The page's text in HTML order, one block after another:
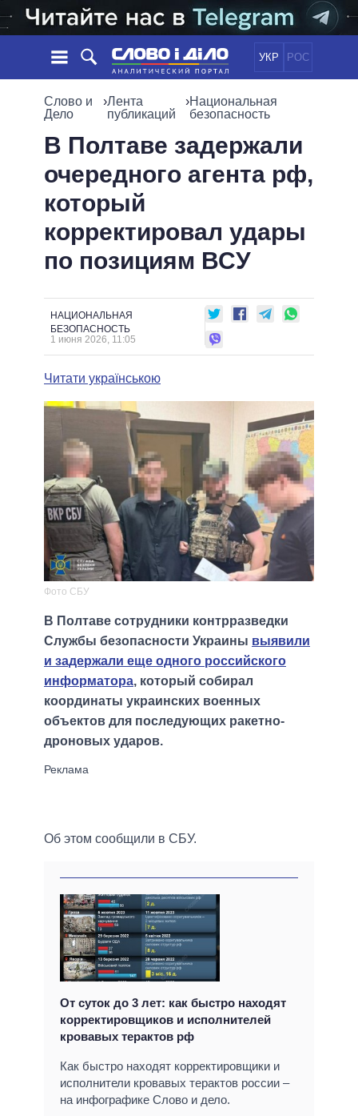
УКР РОС
НОВОСТИ
ЛЕНТА
СТАТЬИ
МНЕНИЯ
ОБЗОРЫ
ДАЙДЖЕСТЫ
ЭКОНОМИКА
ОБЩЕСТВО
ПОЛИТИКИ
ВСЕ ПОЛИТИКИ
ПРЕЗИДЕНТ И ОФИС
ВЕРХОВНАЯ РАДА
КАБИНЕТ МИНИСТРОВ
ГЛАВЫ ОБЛАДМИНИСТРАЦИЙ
МЭРЫ
ВСЕ ПЕРСОНЫ
ИНФОГРАФИКА
ВИДЕО
ПОДДЕРЖАТЬ
СРАВНЕНИЕ ПОЛИТИКОВ
Слово и
Дело
›Лента
публикаций
›Национальная
безопасность
В Полтаве задержали
очередного агента рф,
который
корректировал удары
по позициям ВСУ
НАЦИОНАЛЬНАЯ
БЕЗОПАСНОСТЬ
1 июня 2026, 11:05
Читати українською
Фото СБУ
В Полтаве сотрудники контрразведки
Службы безопасности Украины выявили
и задержали еще одного российского
информатора, который собирал
координаты украинских военных
объектов для последующих ракетно-
дроновых ударов.
Об этом сообщили в СБУ.
От суток до 3 лет: как быстро находят
корректировщиков и исполнителей
кровавых терактов рф
Как быстро находят корректировщики и
исполнители кровавых терактов россии –
на инфографике Слово и дело.